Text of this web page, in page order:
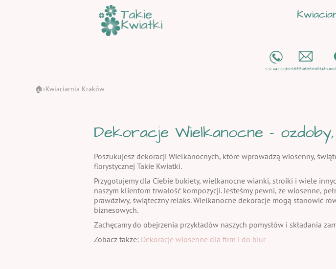
🏠 ›Kwiaciarnia Kraków
Dekoracje Wielkanocne -
Poszukujesz dekoracji Wielkanocnych, które wprowadzą wiosenny,
florystycznej Takie Kwiatki.
Przygotujemy dla Ciebie bukiety, wielkanocne wianki, stroiki i wiele
naszym klientom trwałość kompozycji. Jesteśmy pewni, że wiosenne,
prawdziwy, świąteczny relaks. Wielkanocne dekoracje mogą stanowić
biznesowych.
Zachęcamy do obejrzenia przykładów naszych pomysłów i składania
Zobacz także: Dekoracje wiosenne dla firm i do biur